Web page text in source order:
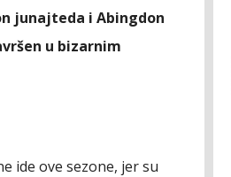
junajteda i Abingdon
u bizarnim
ide ove sezone, jer su